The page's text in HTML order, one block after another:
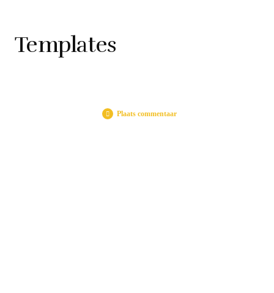
Templates
Plaats commentaar